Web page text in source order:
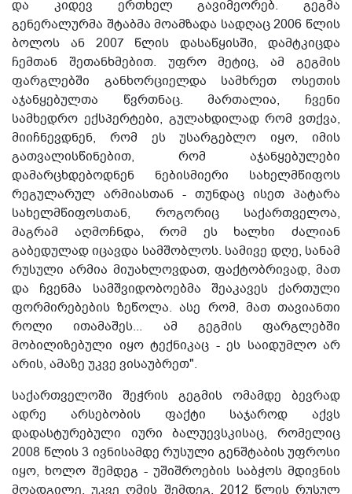
და კიდევ ერთხელ გავიმეორებ. გეგმა
გენერალურმა შტაბმა მოამზადა სადღაც 2006 წლის
ბოლოს ან 2007 წლის დასაწყისში, დამტკიცდა
ჩემთან შეთანხმებით. უფრო მეტიც, ამ გეგმის
ფარგლებში განხორციელდა სამხრეთ ოსეთის
აჯანყებულთა წვრთნაც. მართალია, ჩვენი
სამხედრო ექსპერტები, გულახდილად რომ ვთქვა,
მიიჩნევდნენ, რომ ეს უსარგებლო იყო, იმის
გათვალისწინებით, რომ აჯანყებულები
დამარცხდებოდნენ ნებისმიერი სახელმწიფოს
რეგულარულ არმიასთან - თუნდაც ისეთ პატარა
სახელმწიფოსთან, როგორიც საქართველოა,
მაგრამ აღმოჩნდა, რომ ეს ხალხი ძალიან
გაბედულად იცავდა სამშობლოს. სამივე დღე, სანამ
რუსული არმია მიუახლოვდათ, ფაქტობრივად, მათ
და ჩვენმა სამშვიდობოებმა შეაკავეს ქართული
ფორმირებების ზეწოლა. ასე რომ, მათ თავიანთი
როლი ითამაშეს... ამ გეგმის ფარგლებში
მობილიზებული იყო ტექნიკაც - ეს საიდუმლო არ
არის, ამაზე უკვე ვისაუბრეთ".
საქართველოში შეჭრის გეგმის ომამდე ბევრად
ადრე არსებობის ფაქტი საჯაროდ აქვს
დადასტურებული იური ბალუევსკისაც, რომელიც
2008 წლის 3 ივნისამდე რუსული გენშტაბის უფროსი
იყო, ხოლო შემდეგ - უშიშროების საბჭოს მდივნის
მოადგილე. უკვე ომის შემდეგ, 2012 წლის რუსულ